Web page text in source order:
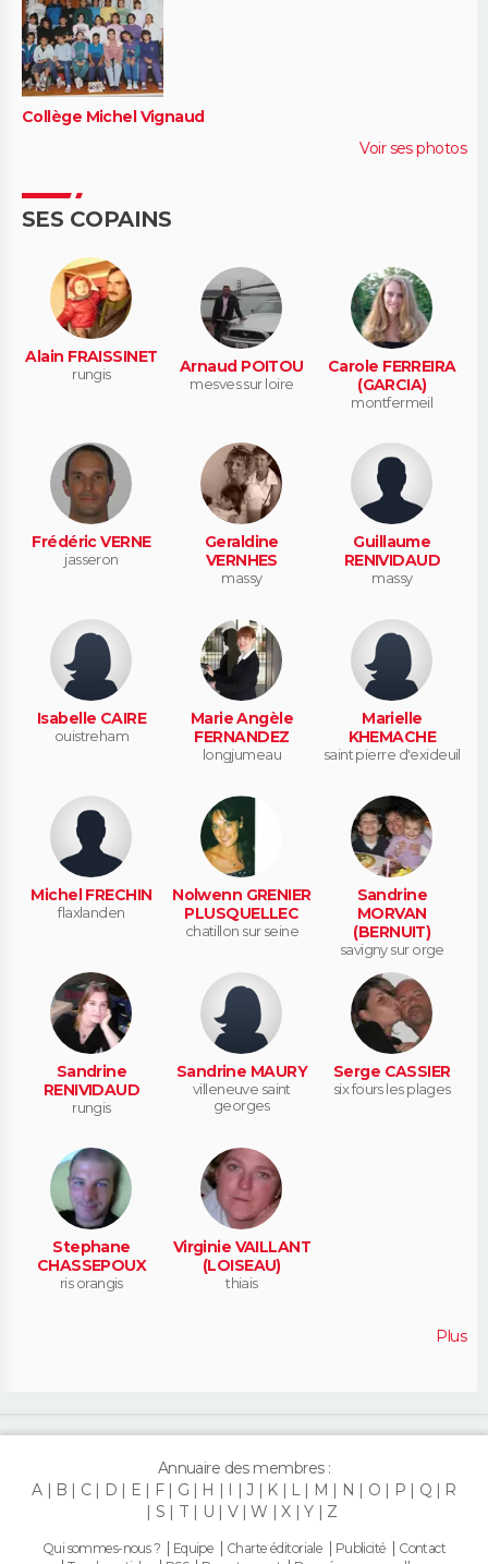
Collège Michel Vignaud
Voir ses photos
SES COPAINS
Alain FRAISSINET
rungis Arnaud POITOU
mesves sur loire
Carole FERREIRA
(GARCIA)
montfermeil
Frédéric VERNE
jasseron
Geraldine
VERNHES
massy
Guillaume
RENIVIDAUD
massy
Isabelle CAIRE
ouistreham
Marie Angèle
FERNANDEZ
longjumeau
Marielle
KHEMACHE
saint pierre d'exideuil
Michel FRECHIN
flaxlanden
Nolwenn GRENIER
PLUSQUELLEC
chatillon sur seine
Sandrine
MORVAN
(BERNUIT)
savigny sur orge
Sandrine
RENIVIDAUD
rungis
Sandrine MAURY
villeneuve saint
georges
Serge CASSIER
six fours les plages
Stephane
CHASSEPOUX
ris orangis
Virginie VAILLANT
(LOISEAU)
thiais
Plus
Annuaire des membres :
A
B C D E F G H I J K L M N O P Q
R
S
T U V W X Y Z
Qui sommes-nous ? Equipe Charte éditoriale Publicité
Contact